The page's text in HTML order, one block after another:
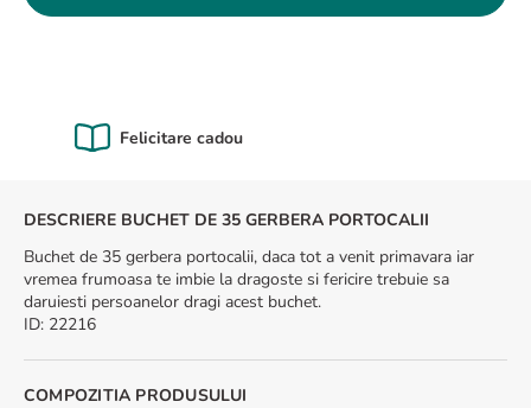
Calitate Garantată
DESCRIERE BUCHET DE 35 GERBERA PORTOCALII
Buchet de 35 gerbera portocalii, daca tot a venit primavara iar
vremea frumoasa te imbie la dragoste si fericire trebuie sa
daruiesti persoanelor dragi acest buchet.
ID: 22216
COMPOZITIA PRODUSULUI